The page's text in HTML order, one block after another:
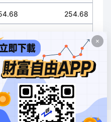
254.68
308.11
372.23